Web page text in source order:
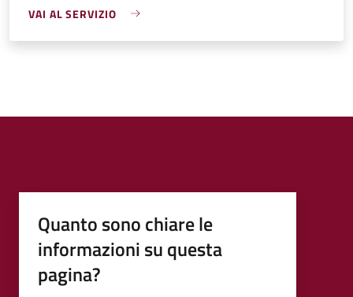
VAI AL SERVIZIO
Quanto sono chiare le
informazioni su questa
pagina?